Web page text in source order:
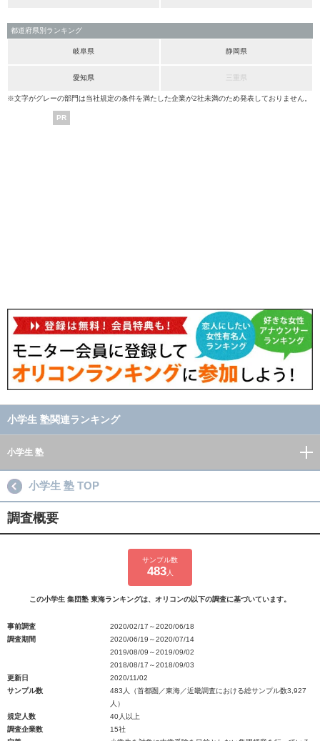
都道府県別ランキング
岐阜県 静岡県
愛知県
※文字がグレーの部門は当社規定の条件を満たした企業が2社未満のため発表しておりません。
PR
小学生 塾関連ランキング
小学生 塾
小学生 塾 TOP
調査概要
サンプル数
483人
この小学生 集団塾 東海ランキングは、オリコンの以下の調査に基づいています。
事前調査
2020/02/17～2020/06/18
調査期間
2020/06/19～2020/07/14
2019/08/09～2019/09/02
2018/08/17～2018/09/03
更新日
2020/11/02
サンプル数
483人（首都圏／東海／近畿調査における総サンプル数3,927
人）
規定人数
40人以上
調査企業数
15社